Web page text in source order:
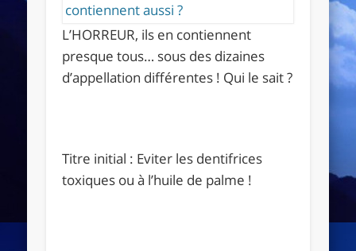
L’HORREUR, ils en contiennent
presque tous… sous des dizaines
d’appellation différentes ! Qui le sait ?
Titre initial : Eviter les dentifrices
toxiques ou à l’huile de palme !